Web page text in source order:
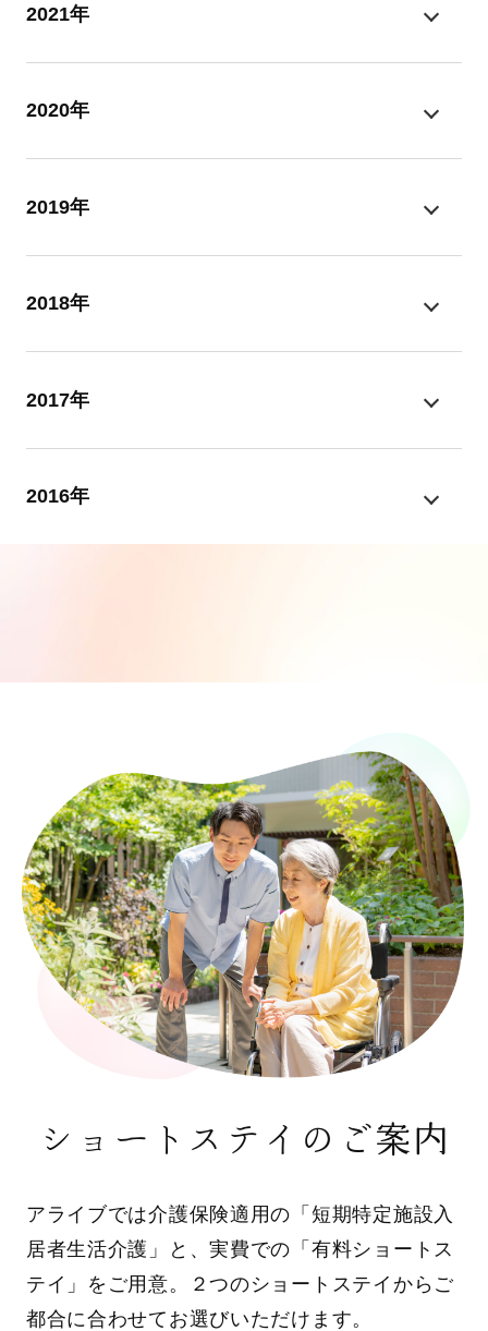
2021年
2020年
2019年
2018年
2017年
2016年
ショートステイのご案内
アライブでは介護保険適用の「短期特定施設入
居者生活介護」と、実費での「有料ショートス
テイ」をご用意。２つのショートステイからご
都合に合わせてお選びいただけます。